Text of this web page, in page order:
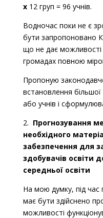
х12 груп = 96 учнів.
Водночас поки не є
бути запропоновано
що не дає можливості
громадах повною
Пропоную
встановлення більшої
або учнів і
2. Прогнозування
необхідного
забезпечення для
здобувачів освіти
середньої освіти
На мою думку, під час
має бути здійснено
можливості